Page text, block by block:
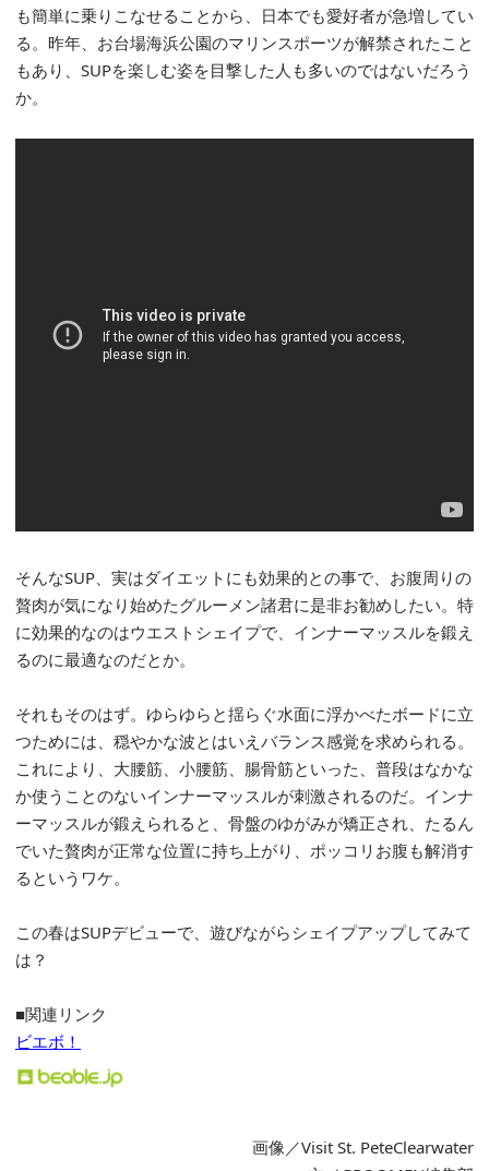
も簡単に乗りこなせることから、日本でも愛好者が急増してい
る。昨年、お台場海浜公園のマリンスポーツが解禁されたこと
もあり、SUPを楽しむ姿を目撃した人も多いのではないだろう
か。
そんなSUP、実はダイエットにも効果的との事で、お腹周りの
贅肉が気になり始めたグルーメン諸君に是非お勧めしたい。特
に効果的なのはウエストシェイプで、インナーマッスルを鍛え
るのに最適なのだとか。
それもそのはず。ゆらゆらと揺らぐ水面に浮かべたボードに立
つためには、穏やかな波とはいえバランス感覚を求められる。
これにより、大腰筋、小腰筋、腸骨筋といった、普段はなかな
か使うことのないインナーマッスルが刺激されるのだ。インナ
ーマッスルが鍛えられると、骨盤のゆがみが矯正され、たるん
でいた贅肉が正常な位置に持ち上がり、ポッコリお腹も解消す
るというワケ。
この春はSUPデビューで、遊びながらシェイプアップしてみて
は？
■関連リンク
ビエボ！
画像／Visit St. PeteClearwater